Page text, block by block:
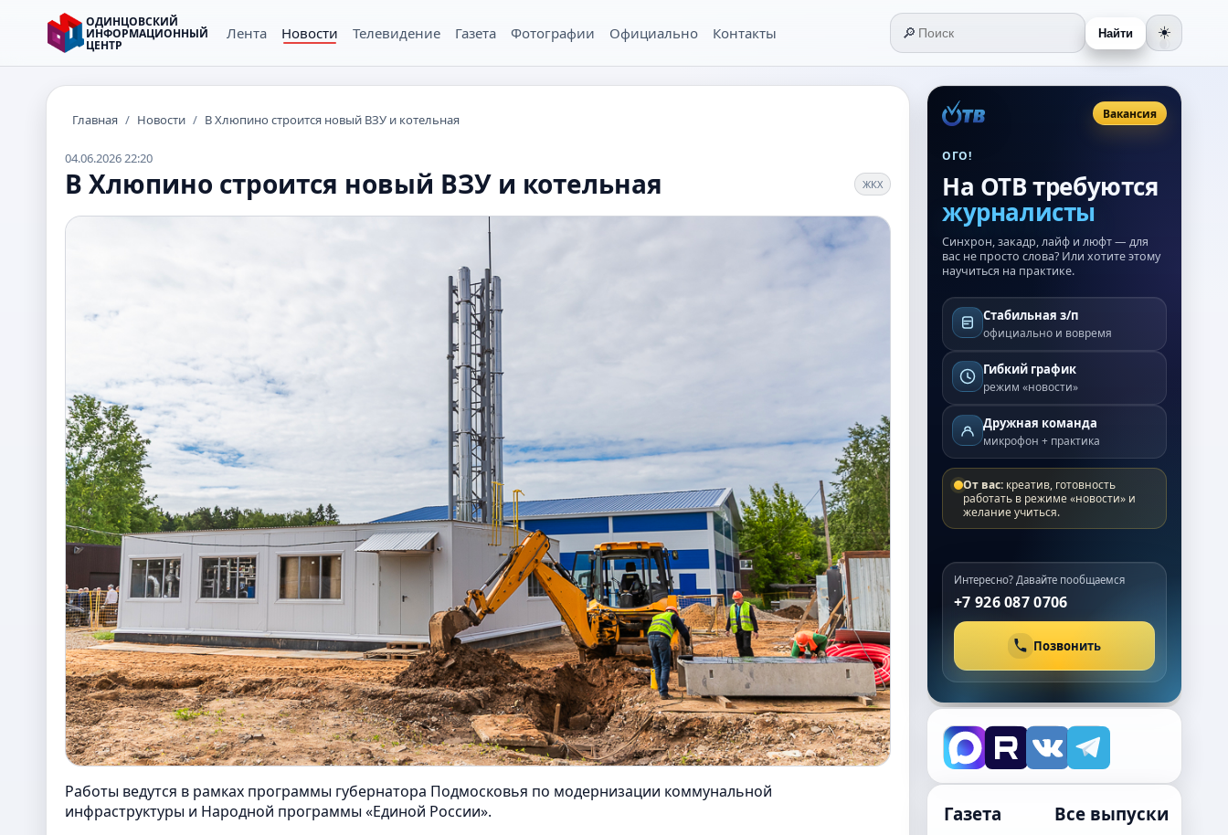
ОДИНЦОВСКИЙ
ИНФОРМАЦИОННЫЙ
ЦЕНТР
Лента Новости Телевидение Газета Фотографии Официально Контакты 🔎 Найти ☀️
Главная / Новости / В Хлюпино строится новый ВЗУ и котельная
04.06.2026 22:20
В Хлюпино строится новый ВЗУ и котельная ЖКХ
Работы ведутся в рамках программы губернатора Подмосковья по модернизации коммунальной
инфраструктуры и Народной программы «Единой России».
Вакансия
ОГО!
На ОТВ требуются
журналисты
Синхрон, закадр, лайф и люфт — для
вас не просто слова? Или хотите этому
научиться на практике.
Стабильная з/п
официально и вовремя
Гибкий график
режим «новости»
Дружная команда
микрофон + практика
От вас: креатив, готовность
работать в режиме «новости» и
желание учиться.
Интересно? Давайте пообщаемся
+7 926 087 0706
Позвонить
Газета Все выпуски